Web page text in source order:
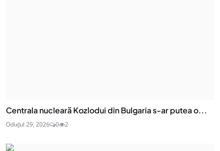
Centrala nucleară Kozlodui din Bulgaria s-ar putea o...
OdixJul 29, 2026 0 2